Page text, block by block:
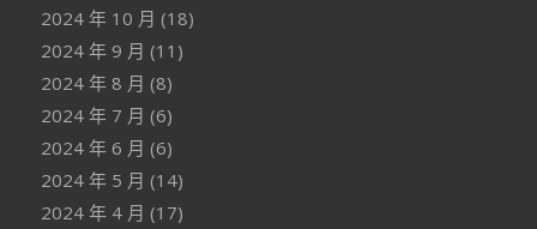
2024 年 10 月 (18)
2024 年 9 月 (11)
2024 年 8 月 (8)
2024 年 7 月 (6)
2024 年 6 月 (6)
2024 年 5 月 (14)
2024 年 4 月 (17)